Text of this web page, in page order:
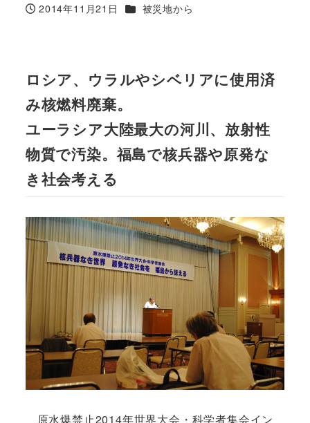
投稿日
2014年11月21日 カテゴリー
被災地から
ロシア、ウラルやシベリアに使用済
み核燃料廃棄。
ユーラシア大陸最大の河川、放射性
物質で汚染。福島で核兵器や原発な
き社会考える
原水爆禁止2014年世界大会・科学者集会イン